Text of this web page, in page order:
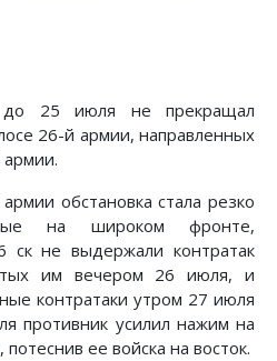
25 июля не прекращал
26-й армии, направленных
обстановка стала резко
на широком фронте,
ск не выдержали контратак
им вечером 26 июля, и
контратаки утром 27 июля
противник усилил нажим на
ее войска на восток.